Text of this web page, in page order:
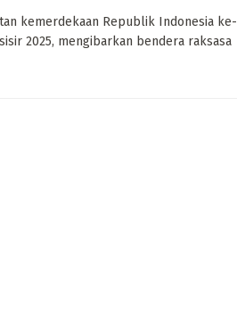
kemerdekaan Republik Indonesia ke-
2025, mengibarkan bendera raksasa